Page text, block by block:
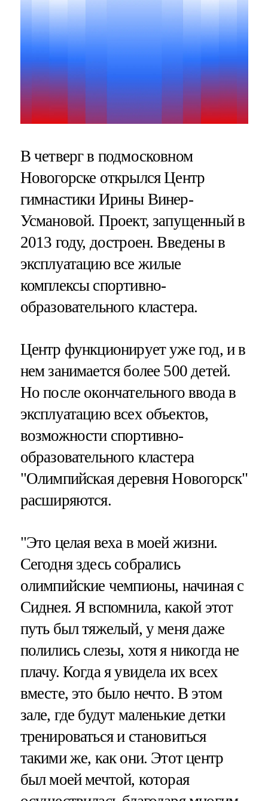
В четверг в подмосковном
Новогорске открылся Центр
гимнастики Ирины Винер-
Усмановой. Проект, запущенный в
2013 году, достроен. Введены в
эксплуатацию все жилые
комплексы спортивно-
образовательного кластера.
Центр функционирует уже год, и в
нем занимается более 500 детей.
Но после окончательного ввода в
эксплуатацию всех объектов,
возможности спортивно-
образовательного кластера
"Олимпийская деревня Новогорск"
расширяются.
"Это целая веха в моей жизни.
Сегодня здесь собрались
олимпийские чемпионы, начиная с
Сиднея. Я вспомнила, какой этот
путь был тяжелый, у меня даже
полились слезы, хотя я никогда не
плачу. Когда я увидела их всех
вместе, это было нечто. В этом
зале, где будут маленькие детки
тренироваться и становиться
такими же, как они. Этот центр
был моей мечтой, которая